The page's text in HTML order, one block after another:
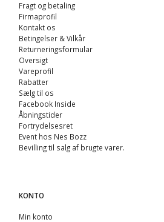
Fragt og betaling
Firmaprofil
Kontakt os
Betingelser & Vilkår
Returneringsformular
Oversigt
Vareprofil
Rabatter
Sælg til os
Facebook Inside
Åbningstider
Fortrydelsesret
Event hos Nes Bozz
Bevilling til salg af brugte varer.
KONTO
Min konto